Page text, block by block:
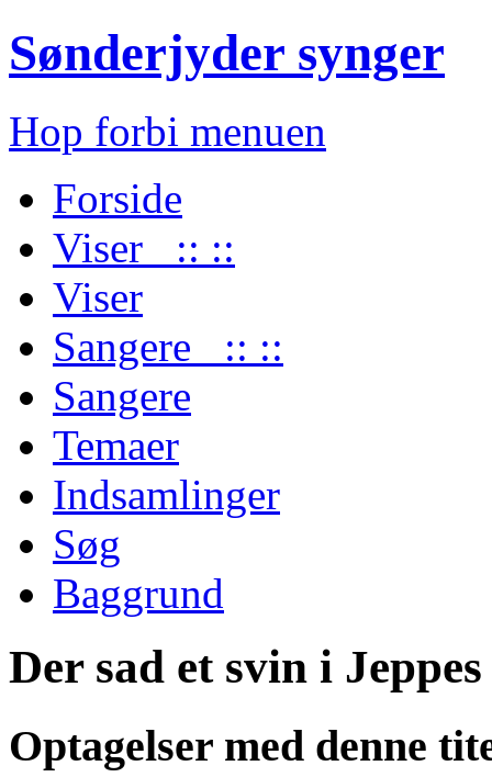
Sønderjyder synger
Hop forbi menuen
Forside
Viser :: ::
Viser
Sangere :: ::
Sangere
Temaer
Indsamlinger
Søg
Baggrund
Der sad et svin i
Optagelser med denne